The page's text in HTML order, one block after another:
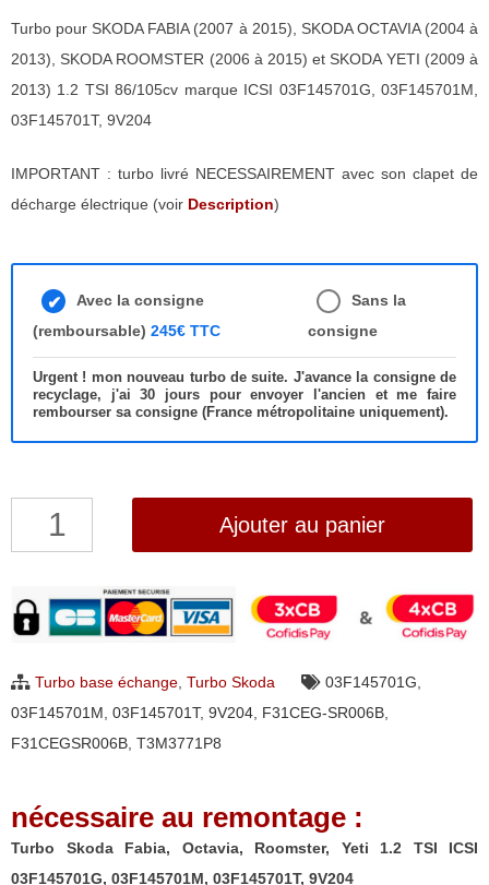
Turbo pour SKODA FABIA (2007 à 2015), SKODA OCTAVIA (2004 à
2013), SKODA ROOMSTER (2006 à 2015) et SKODA YETI (2009 à
2013) 1.2 TSI 86/105cv marque ICSI 03F145701G, 03F145701M,
03F145701T, 9V204
IMPORTANT : turbo livré NECESSAIREMENT avec son clapet de
décharge électrique (voir Description)
Avec la consigne
(remboursable) 245€ TTC
Sans la
consigne
Urgent ! mon nouveau turbo de suite. J'avance la consigne de
recyclage, j'ai 30 jours pour envoyer l'ancien et me faire
rembourser sa consigne (France métropolitaine uniquement).
quantité
Skoda
Fabia,
Roomster,
ICSI
03F145701G,
03F145701M,
Ajouter au panier
Turbo base échange, Turbo Skoda 03F145701G,
03F145701M, 03F145701T, 9V204, F31CEG-SR006B,
F31CEGSR006B, T3M3771P8
nécessaire au remontage :
Turbo Skoda Fabia, Octavia, Roomster, Yeti 1.2 TSI ICSI
03F145701G, 03F145701M, 03F145701T, 9V204